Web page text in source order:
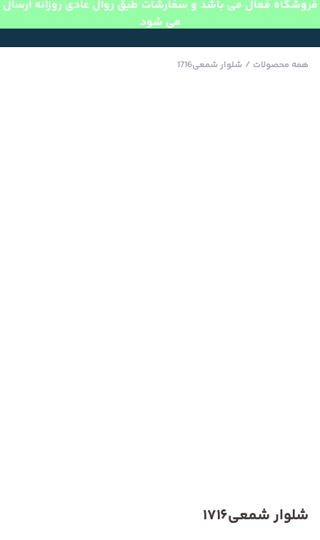
فروشگاه فعال می باشد و سفارشات طبق روال عادی روزانه ارسال
می شود
همه محصولات / شلوار شمعی1716
شلوار شمعی1716